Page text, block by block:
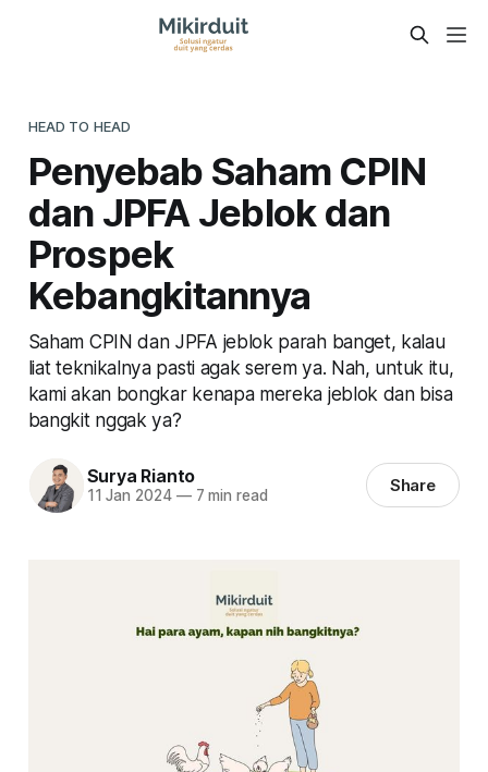
HEAD TO HEAD
Penyebab Saham CPIN
dan JPFA Jeblok dan
Prospek
Kebangkitannya
Saham CPIN dan JPFA jeblok parah banget, kalau
liat teknikalnya pasti agak serem ya. Nah, untuk itu,
kami akan bongkar kenapa mereka jeblok dan bisa
bangkit nggak ya?
Surya Rianto
11 Jan 2024 —7 min read Share